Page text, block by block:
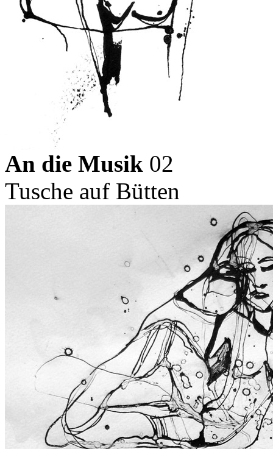
An die Musik 02
Tusche auf Bütten